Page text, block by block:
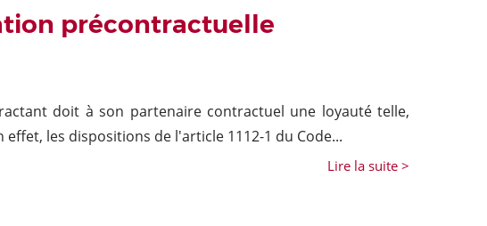
précontractuelle
doit à son partenaire contractuel une loyauté telle,
les dispositions de l'article 1112-1 du Code...
Lire la suite >